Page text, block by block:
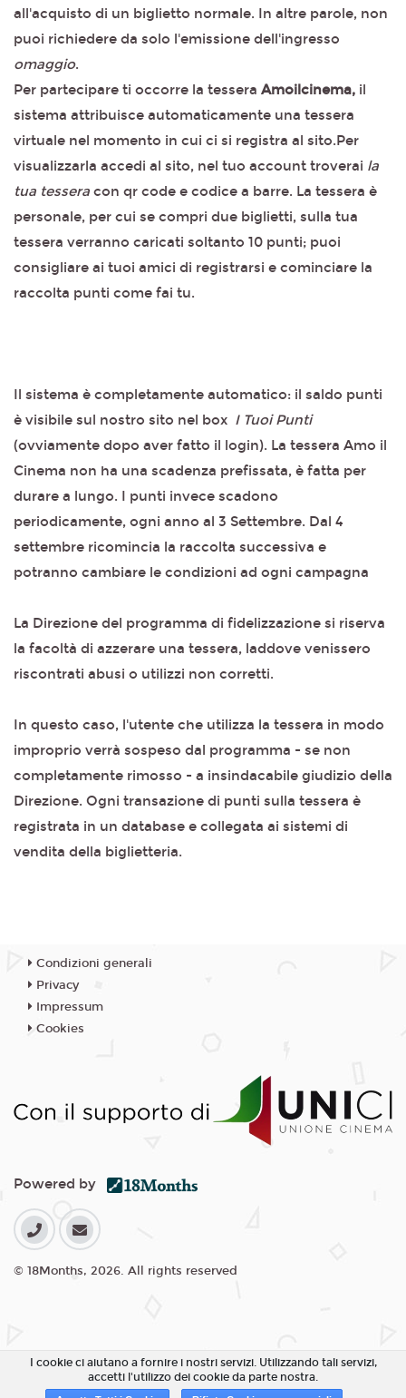
all'acquisto di un biglietto normale. In altre parole, non
puoi richiedere da solo l'emissione dell'ingresso
omaggio.
Per partecipare ti occorre la tessera Amoilcinema, il
sistema attribuisce automaticamente una tessera
virtuale nel momento in cui ci si registra al sito.Per
visualizzarla accedi al sito, nel tuo account troverai la
tua tessera con qr code e codice a barre. La tessera è
personale, per cui se compri due biglietti, sulla tua
tessera verranno caricati soltanto 10 punti; puoi
consigliare ai tuoi amici di registrarsi e cominciare la
raccolta punti come fai tu.
Il sistema è completamente automatico: il saldo punti
è visibile sul nostro sito nel box I Tuoi Punti
(ovviamente dopo aver fatto il login). La tessera Amo il
Cinema non ha una scadenza prefissata, è fatta per
durare a lungo. I punti invece scadono
periodicamente, ogni anno al 3 Settembre. Dal 4
settembre ricomincia la raccolta successiva e
potranno cambiare le condizioni ad ogni campagna
La Direzione del programma di fidelizzazione si riserva
la facoltà di azzerare una tessera, laddove venissero
riscontrati abusi o utilizzi non corretti.
In questo caso, l'utente che utilizza la tessera in modo
improprio verrà sospeso dal programma - se non
completamente rimosso - a insindacabile giudizio della
Direzione. Ogni transazione di punti sulla tessera è
registrata in un database e collegata ai sistemi di
vendita della biglietteria.
Condizioni generali
Privacy
Impressum
Cookies
Powered by
© 18Months, 2026. All rights reserved
I cookie ci aiutano a fornire i nostri servizi. Utilizzando tali servizi,
accetti l'utilizzo dei cookie da parte nostra.